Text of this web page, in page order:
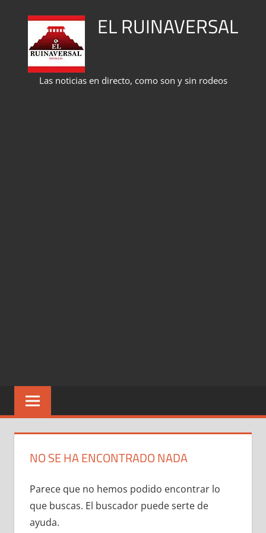
contenido
EL RUINAVERSAL
Las noticias en directo, como son y sin rodeos
NO SE HA ENCONTRADO NADA
Parece que no hemos podido encontrar lo
que buscas. El buscador puede serte de
ayuda.